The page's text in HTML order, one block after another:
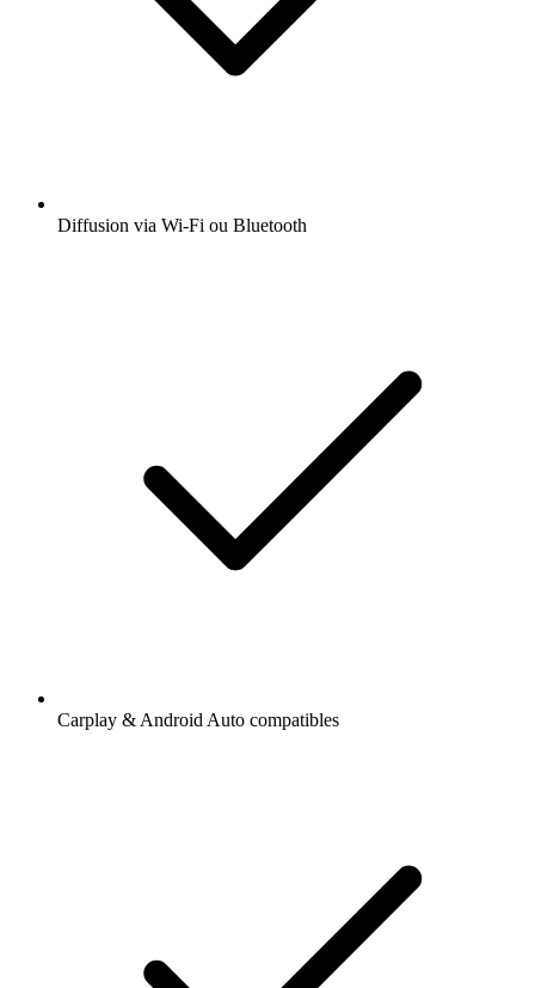
Diffusion via Wi-Fi ou Bluetooth
Carplay & Android Auto compatibles